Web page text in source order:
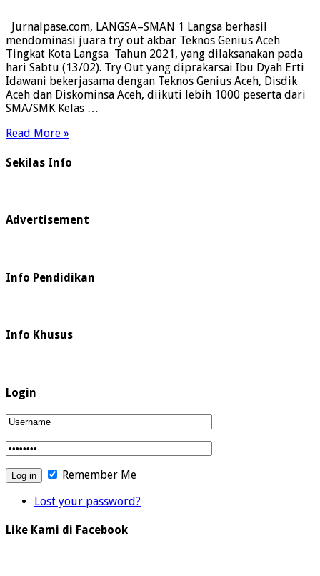
Jurnalpase.com, LANGSA–SMAN 1 Langsa berhasil
mendominasi juara try out akbar Teknos Genius Aceh
Tingkat Kota Langsa Tahun 2021, yang dilaksanakan pada
hari Sabtu (13/02). Try Out yang diprakarsai Ibu Dyah Erti
Idawani bekerjasama dengan Teknos Genius Aceh, Disdik
Aceh dan Diskominsa Aceh, diikuti lebih 1000 peserta dari
SMA/SMK Kelas …
Read More »
Sekilas Info
Advertisement
Info Pendidikan
Info Khusus
Login
Remember Me
Lost your password?
Like Kami di Facebook